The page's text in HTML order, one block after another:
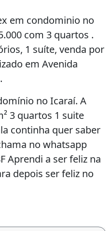
em condominio no
com 3 quartos .
1 suíte, venda por
em Avenida
no Icaraí. A
3 quartos 1 suite
continha quer saber
no whatsapp
Aprendi a ser feliz na
depois ser feliz no